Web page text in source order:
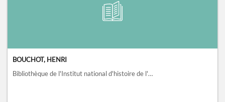
BOUCHOT, HENRI
Bibliothèque de l'Institut national d'histoire de l'art, collections Jacques Doucet, Paris